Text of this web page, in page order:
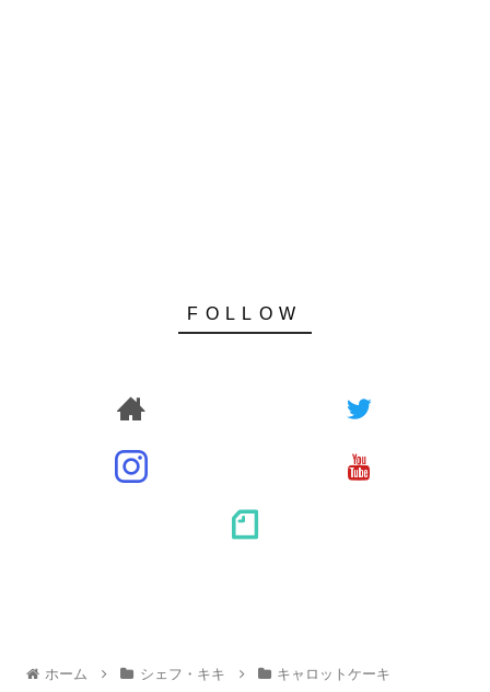
ホーム シェフ・キキ キャロットケーキ